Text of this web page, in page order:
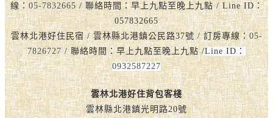
線： 05-7832665/ 聯絡時間：早上九點至晚上九點 / Line ID：
057832665
雲林北港好住民宿 / 雲林縣北港鎮公民路37號 / 訂房專線：05-
7826727/ 聯絡時間：早上九點至晚上九點 /Line ID：
0932587227
雲林北港好住背包客棧
雲林縣北港鎮光明路20號